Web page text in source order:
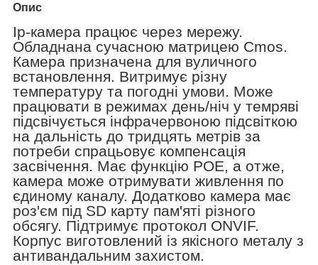
Опис
Ip-камера працює через мережу.
Обладнана сучасною матрицею Cmos.
Камера призначена для вуличного
встановлення. Витримує різну
температуру та погодні умови. Може
працювати в режимах день/ніч у темряві
підсвічується інфрачервоною підсвіткою
на дальність до тридцять метрів за
потреби спрацьовує компенсація
засвічення. Має функцію POE, а отже,
камера може отримувати живлення по
єдиному каналу. Додатково камера має
роз'єм під SD карту пам'яті різного
обсягу. Підтримує протокол ONVIF.
Корпус виготовлений із якісного металу з
антивандальним захистом.